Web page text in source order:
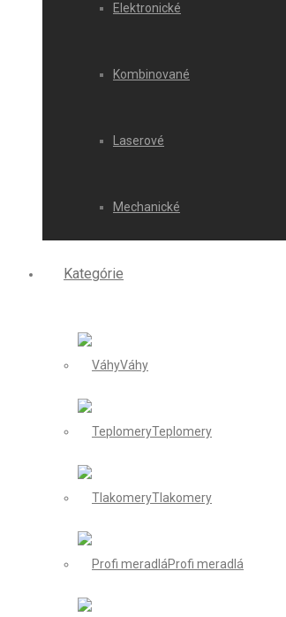
Elektronické
Kombinované
Laserové
Mechanické
Kategórie
Váhy
Teplomery
Tlakomery
Profi meradlá